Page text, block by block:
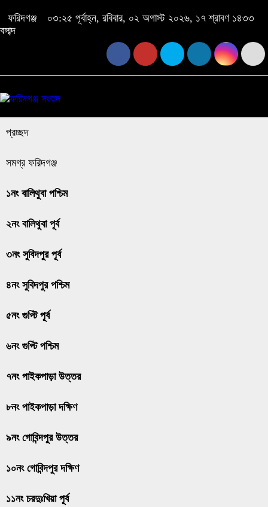
ফরিদগঞ্জ
০৩:২৫ পূর্বাহ্ন, রবিবার, ০২ অগাস্ট ২০২৬, ১৭ শ্রাবণ ১৪৩৩
বঙ্গাব্দ
প্রচ্ছদ
সমগ্র ফরিদগঞ্জ
১নং বালিথুবা পশ্চিম
২নং বালিথুবা পূর্ব
৩নং সুবিদপুর পূর্ব
৪নং সুবিদপুর পশ্চিম
৫নং গুপ্টি পূর্ব
৬নং গুপ্টি পশ্চিম
৭নং পাইকপাড়া উত্তর
৮নং পাইকপাড়া দক্ষিণ
৯নং গোবিন্দপুর উত্তর
১০নং গোবিন্দপুর দক্ষিণ
১১নং চরদুঃখিয়া পূর্ব